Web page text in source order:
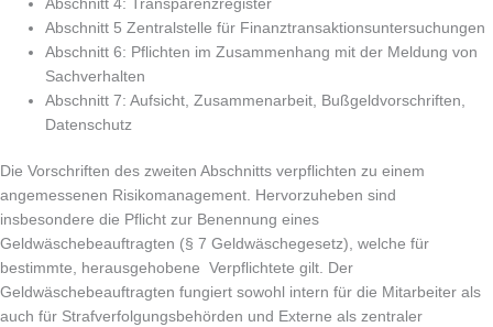
Abschnitt 4: Transparenzregister
Abschnitt 5 Zentralstelle für Finanztransaktionsuntersuchungen
Abschnitt 6: Pflichten im Zusammenhang mit der Meldung von
Sachverhalten
Abschnitt 7: Aufsicht, Zusammenarbeit, Bußgeldvorschriften,
Datenschutz
Die Vorschriften des zweiten Abschnitts verpflichten zu einem
angemessenen Risikomanagement. Hervorzuheben sind
insbesondere die Pflicht zur Benennung eines
Geldwäschebeauftragten (§ 7 Geldwäschegesetz), welche für
bestimmte, herausgehobene Verpflichtete gilt. Der
Geldwäschebeauftragten fungiert sowohl intern für die Mitarbeiter als
auch für Strafverfolgungsbehörden und Externe als zentraler